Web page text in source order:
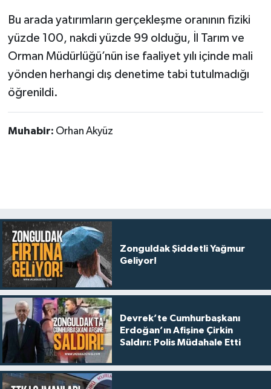
Bu arada yatırımların gerçekleşme oranının fiziki
yüzde 100, nakdi yüzde 99 olduğu, İl Tarım ve
Orman Müdürlüğü’nün ise faaliyet yılı içinde mali
yönden herhangi dış denetime tabi tutulmadığı
öğrenildi.
Muhabir: Orhan Akyüz
Zonguldak Şiddetli Yağmur
Geliyor!
Devrek’te Cumhurbaşkanı
Erdoğan’ın Afişine Çirkin
Saldırı: Polis Müdahale Etti